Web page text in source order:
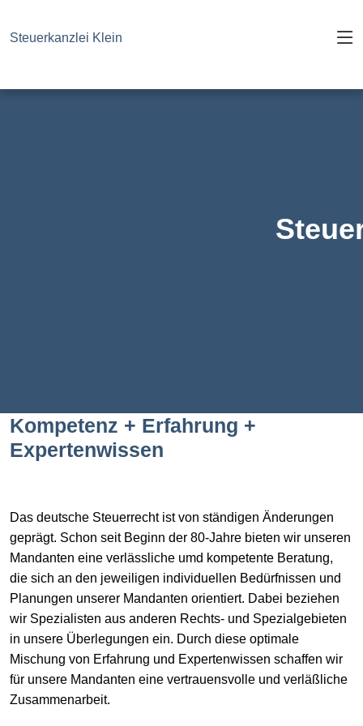
Steuerkanzlei Klein
Kompetenz + Erfahrung +
Expertenwissen
Das deutsche Steuerrecht ist von ständigen Änderungen
geprägt. Schon seit Beginn der 80-Jahre bieten wir unseren
Mandanten eine verlässliche umd kompetente Beratung,
die sich an den jeweiligen individuellen Bedürfnissen und
Planungen unserer Mandanten orientiert. Dabei beziehen
wir Spezialisten aus anderen Rechts- und Spezialgebieten
in unsere Überlegungen ein. Durch diese optimale
Mischung von Erfahrung und Expertenwissen schaffen wir
für unsere Mandanten eine vertrauensvolle und verläßliche
Zusammenarbeit.